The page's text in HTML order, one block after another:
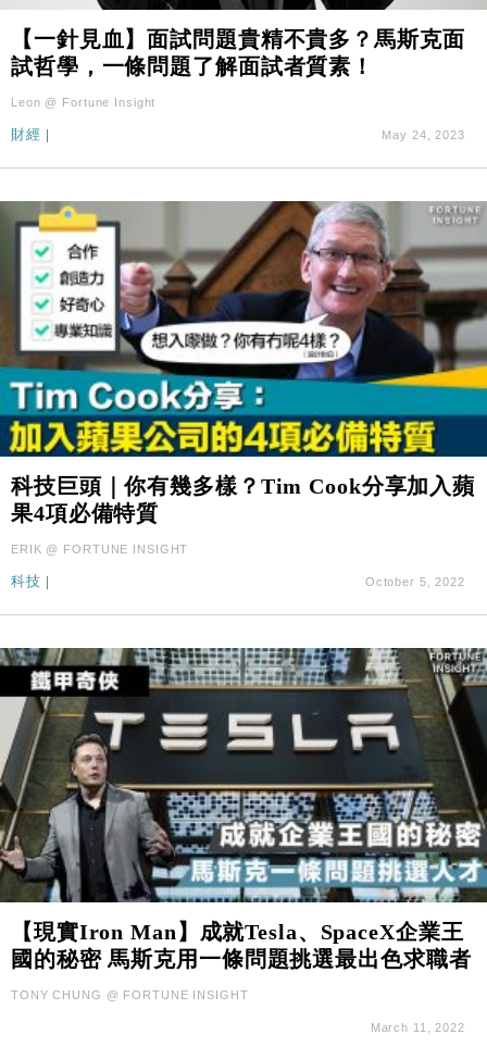
【一針見血】面試問題貴精不貴多？馬斯克面
試哲學，一條問題了解面試者質素！
Leon @ Fortune Insight
財經 May 24, 2023
科技巨頭｜你有幾多樣？Tim Cook分享加入蘋
果4項必備特質
ERIK @ FORTUNE INSIGHT
科技 | October 5, 2022
【現實Iron Man】成就Tesla、SpaceX企業王
國的秘密 馬斯克用一條問題挑選最出色求職者
TONY CHUNG @ FORTUNE INSIGHT
March 11, 2022